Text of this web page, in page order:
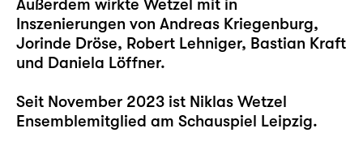
Außerdem wirkte Wetzel mit in
Inszenierungen von Andreas Kriegenburg,
Jorinde Dröse, Robert Lehniger, Bastian Kraft
und Daniela Löffner.
Seit November 2023 ist Niklas Wetzel
Ensemblemitglied am Schauspiel Leipzig.